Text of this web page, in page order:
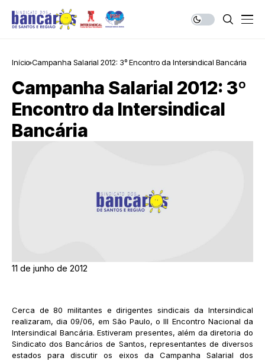
Início Campanha Salarial 2012: 3º Encontro da Intersindical Bancária
Campanha Salarial 2012: 3º
Encontro da Intersindical
Bancária
11 de junho de 2012
Cerca de 80 militantes e dirigentes sindicais da Intersindical
realizaram, dia 09/06, em São Paulo, o III Encontro Nacional da
Intersindical Bancária. Estiveram presentes, além da diretoria do
Sindicato dos Bancários de Santos, representantes de diversos
estados para discutir os eixos da Campanha Salarial dos